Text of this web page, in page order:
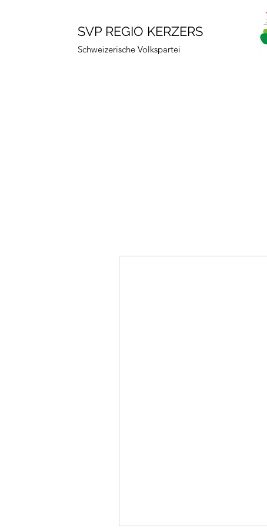
SVP REGIO KERZERS
Schweizerische Volkspartei